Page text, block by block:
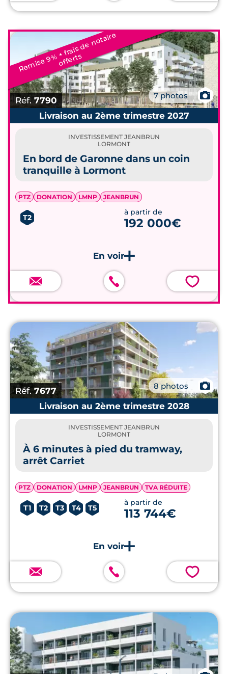
R
e
mi
s
e
9
%
+ fr
ai
s
d
e
n
o
t
ai
r
e
off
e
r
t
s
Réf.7790 7 photos
📷
Livraison au 2ème trimestre 2027
INVESTISSEMENT JEANBRUN
LORMONT
En bord de Garonne dans un coin
tranquille à Lormont
PTZ DONATION LMNP JEANBRUN
T2
à partir de
192 000€
💗
Réf. 7677 8 photos
📷
Livraison au 2ème trimestre 2028
INVESTISSEMENT JEANBRUN
LORMONT
À 6 minutes à pied du tramway,
arrêt Carriet
PTZ DONATION LMNP JEANBRUN TVA RÉDUITE
T1 T2 T3 T4 T5
à partir de
113 744€
💗